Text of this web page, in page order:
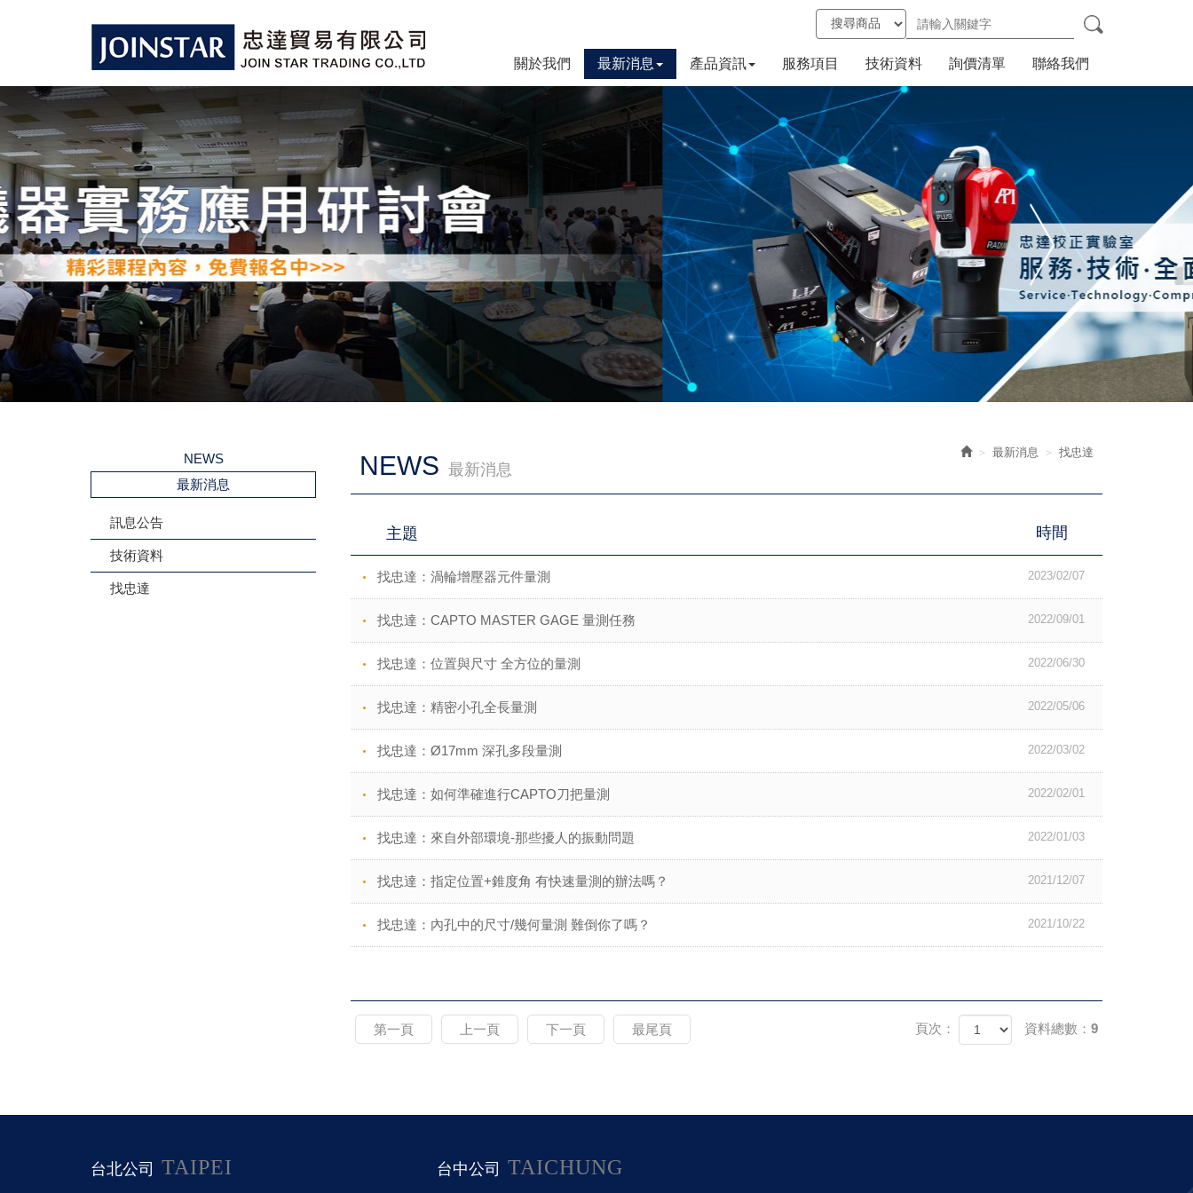
關於我們 最新消息 產品資訊 服務項目 技術資料 詢價清單 聯絡我們
NEWS
最新消息
訊息公告
技術資料
找忠達
最新消息 找忠達
NEWS 最新消息
主題 時間
找忠達：渦輪增壓器元件量測 2023/02/07
找忠達：CAPTO MASTER GAGE 量測任務 2022/09/01
找忠達：位置與尺寸 全方位的量測 2022/06/30
找忠達：精密小孔全長量測 2022/05/06
找忠達：Ø17mm 深孔多段量測 2022/03/02
找忠達：如何準確進行CAPTO刀把量測 2022/02/01
找忠達：來自外部環境-那些擾人的振動問題 2022/01/03
找忠達：指定位置+錐度角 有快速量測的辦法嗎？ 2021/12/07
找忠達：內孔中的尺寸/幾何量測 難倒你了嗎？ 2021/10/22
第一頁 上一頁 下一頁 最尾頁 頁次： 資料總數：9
台北公司 TAIPEI 台中公司 TAICHUNG